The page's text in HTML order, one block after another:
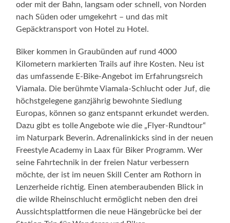
oder mit der Bahn, langsam oder schnell, von Norden
nach Süden oder umgekehrt – und das mit
Gepäcktransport von Hotel zu Hotel.
Biker kommen in Graubünden auf rund 4000
Kilometern markierten Trails auf ihre Kosten. Neu ist
das umfassende E-Bike-Angebot im Erfahrungsreich
Viamala. Die berühmte Viamala-Schlucht oder Juf, die
höchstgelegene ganzjährig bewohnte Siedlung
Europas, können so ganz entspannt erkundet werden.
Dazu gibt es tolle Angebote wie die „Flyer-Rundtour“
im Naturpark Beverin. Adrenalinkicks sind in der neuen
Freestyle Academy in Laax für Biker Programm. Wer
seine Fahrtechnik in der freien Natur verbessern
möchte, der ist im neuen Skill Center am Rothorn in
Lenzerheide richtig. Einen atemberaubenden Blick in
die wilde Rheinschlucht ermöglicht neben den drei
Aussichtsplattformen die neue Hängebrücke bei der